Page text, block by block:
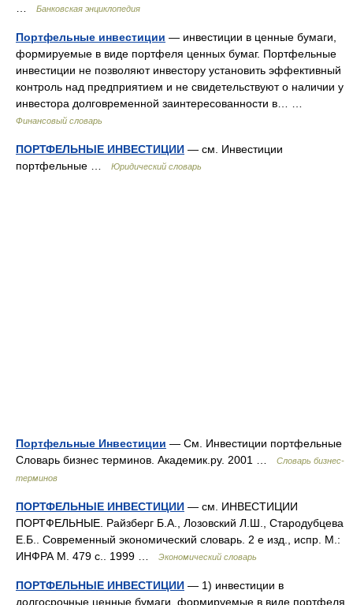
Банковская энциклопедия
Портфельные инвестиции — инвестиции в ценные бумаги,
формируемые в виде портфеля ценных бумаг. Портфельные
инвестиции не позволяют инвестору установить эффективный
контроль над предприятием и не свидетельствуют о наличии у
инвестора долговременной заинтересованности в… …
Финансовый словарь
ПОРТФЕЛЬНЫЕ ИНВЕСТИЦИИ — см. Инвестиции
портфельные …
Юридический словарь
Портфельные Инвестиции — См. Инвестиции портфельные
Словарь бизнес терминов. Академик.ру. 2001 …
Словарь бизнес-
терминов
ПОРТФЕЛЬНЫЕ ИНВЕСТИЦИИ — см. ИНВЕСТИЦИИ
ПОРТФЕЛЬНЫЕ. Райзберг Б.А., Лозовский Л.Ш., Стародубцева
Е.Б.. Современный экономический словарь. 2 е изд., испр. М.:
ИНФРА М. 479 с.. 1999 …
Экономический словарь
ПОРТФЕЛЬНЫЕ ИНВЕСТИЦИИ — 1) инвестиции в
долгосрочные ценные бумаги, формируемые в виде портфеля